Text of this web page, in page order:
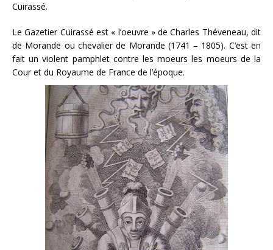
Cuirassé.
Le Gazetier Cuirassé est « l’oeuvre » de Charles Théveneau, dit
de Morande ou chevalier de Morande (1741 – 1805). C’est en
fait un violent pamphlet contre les moeurs les moeurs de la
Cour et du Royaume de France de l’époque.